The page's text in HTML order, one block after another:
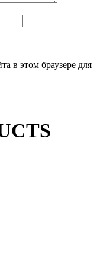
в этом браузере для